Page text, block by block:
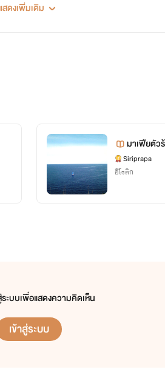
ชั่นรายตอนกันอย่างต่อเนื่อง มาอ่าน มาโหลดกันได้จ้า
านความโรมานซ์ ในหลากหลายคาแรคเตอร์ของตัวละคร บ้
ไปแล้วสำหรับสองเรื่องล่าสุด
แต่เมื่อแฟนรับจ้าง ดันมีความรู้สึกเข้าใกล้สิ่งที่เรียกว่า
รียบร้อยแล้ว มาอ่าน มาโหลดกันได้จ้า
💗😍💖
มารถดูการอัพเดต และพูดคุยแลกเปลี่ยนความสนใจได้ ทั้งนี้ไรท์
ไว้ให้จ้า
แสดงเพิ่มเติม
มาเฟียตัว
Siriprapa
อีโรติก
ะบบเพื่อแสดงความคิดเห็น
เข้าสู่ระบบ